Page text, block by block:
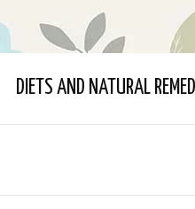
DIETS AND NATURAL